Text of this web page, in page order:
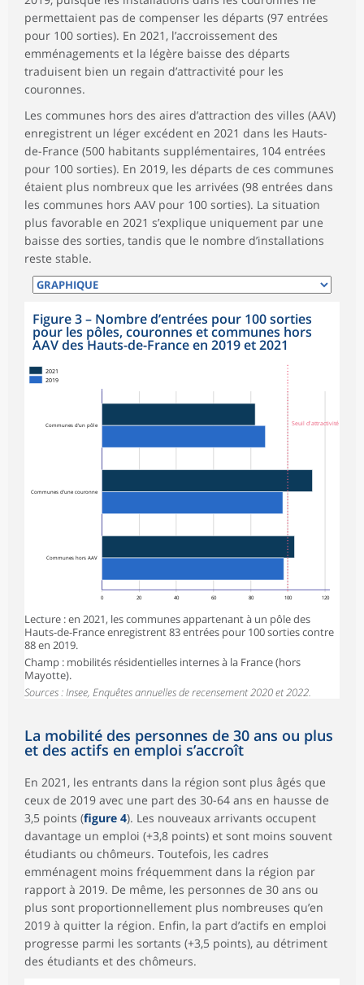
permettaient pas de compenser les départs (97 entrées
pour 100 sorties). En 2021, l’accroissement des
emménagements et la légère baisse des départs
traduisent bien un regain d’attractivité pour les
couronnes.
Les communes hors des aires d’attraction des villes (AAV)
enregistrent un léger excédent en 2021 dans les Hauts-
de-France (500 habitants supplémentaires, 104 entrées
pour 100 sorties). En 2019, les départs de ces communes
étaient plus nombreux que les arrivées (98 entrées dans
les communes hors AAV pour 100 sorties). La situation
plus favorable en 2021 s’explique uniquement par une
baisse des sorties, tandis que le nombre d’installations
reste stable.
Figure 3– Nombre d’entrées pour 100 sorties
pour les pôles, couronnes et communes hors
AAV des Hauts-de-France en 2019 et 2021
0 20 40 60 80 100 120
Communes d’un pôle
Communes d’une couronne
Communes hors AAV
2021
2019
Seuil d'attractivité
Lecture : en 2021, les communes appartenant à un pôle des
Hauts-de-France enregistrent 83 entrées pour 100 sorties contre
88 en 2019.
Champ : mobilités résidentielles internes à la France (hors
Mayotte).
Sources : Insee, Enquêtes annuelles de recensement 2020 et 2022.
La mobilité des personnes de 30 ans ou plus
et des actifs en emploi s’accroît
En 2021, les entrants dans la région sont plus âgés que
ceux de 2019 avec une part des 30-64 ans en hausse de
3,5 points (figure 4). Les nouveaux arrivants occupent
davantage un emploi (+3,8 points) et sont moins souvent
étudiants ou chômeurs. Toutefois, les cadres
emménagent moins fréquemment dans la région par
rapport à 2019. De même, les personnes de 30 ans ou
plus sont proportionnellement plus nombreuses qu’en
2019 à quitter la région. Enfin, la part d’actifs en emploi
progresse parmi les sortants (+3,5 points), au détriment
des étudiants et des chômeurs.